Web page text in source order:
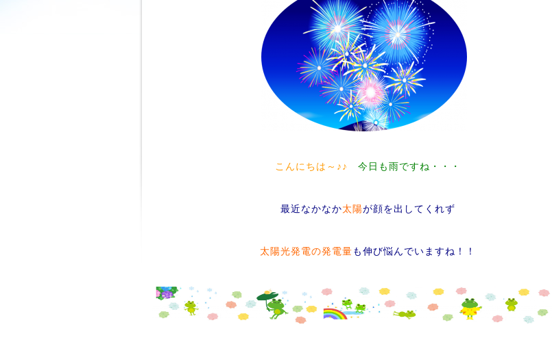
こんにちは～♪♪ 今日も雨ですね・・・
最近なかなか太陽が顔を出してくれず
太陽光発電の発電量も伸び悩んでいますね！！